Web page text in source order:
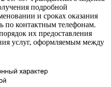
подробной
и сроках оказания
по контактным телефонам.
их предоставления
услуг, оформляемым между